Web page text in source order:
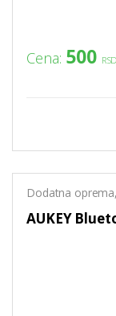
Cena: 500 RSD
Dodatna oprema,
AUKEY